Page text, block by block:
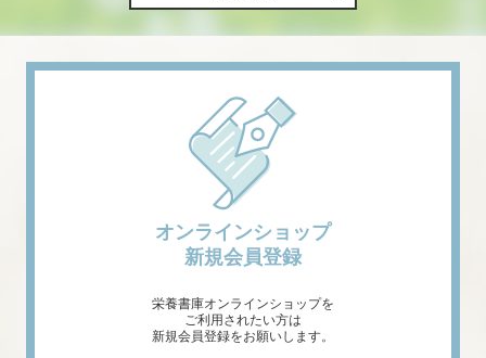
オンラインショップ
新規会員登録
栄養書庫オンラインショップを
ご利用されたい方は
新規会員登録をお願いします。